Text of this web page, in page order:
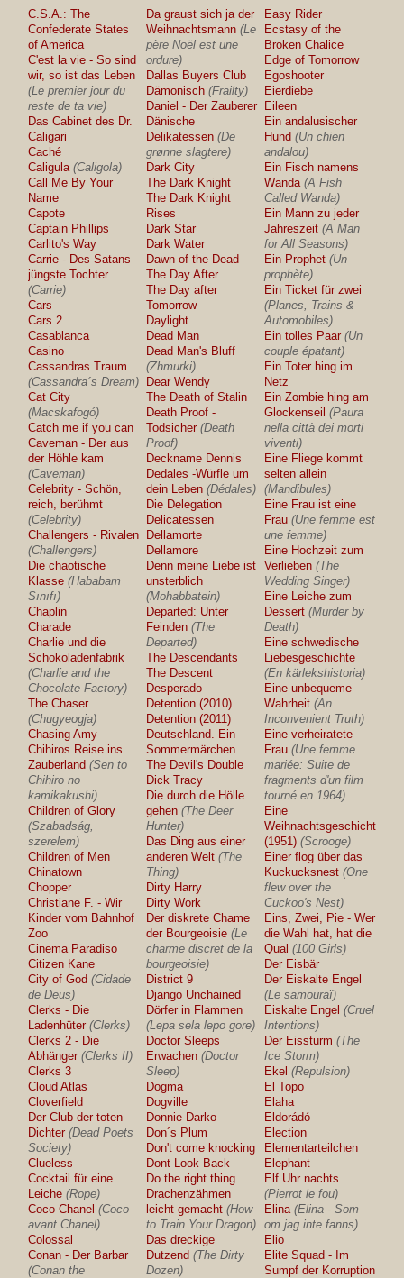
C.S.A.: The
Confederate States
of America
C'est la vie - So sind
wir, so ist das Leben
(Le premier jour du
reste de ta vie)
Das Cabinet des Dr.
Caligari
Caché
Caligula (Caligola)
Call Me By Your
Name
Capote
Captain Phillips
Carlito's Way
Carrie - Des Satans
jüngste Tochter
(Carrie)
Cars
Cars 2
Casablanca
Casino
Cassandras Traum
(Cassandra´s Dream)
Cat City
(Macskafogó)
Catch me if you can
Caveman - Der aus
der Höhle kam
(Caveman)
Celebrity - Schön,
reich, berühmt
(Celebrity)
Challengers - Rivalen
(Challengers)
Die chaotische
Klasse (Hababam
Sınıfı)
Chaplin
Charade
Charlie und die
Schokoladenfabrik
(Charlie and the
Chocolate Factory)
The Chaser
(Chugyeogja)
Chasing Amy
Chihiros Reise ins
Zauberland (Sen to
Chihiro no
kamikakushi)
Children of Glory
(Szabadság,
szerelem)
Children of Men
Chinatown
Chopper
Christiane F. - Wir
Kinder vom Bahnhof
Zoo
Cinema Paradiso
Citizen Kane
City of God (Cidade
de Deus)
Clerks - Die
Ladenhüter (Clerks)
Clerks 2 - Die
Abhänger (Clerks II)
Clerks 3
Cloud Atlas
Cloverfield
Der Club der toten
Dichter (Dead Poets
Society)
Clueless
Cocktail für eine
Leiche (Rope)
Coco Chanel (Coco
avant Chanel)
Colossal
Conan - Der Barbar
(Conan the
Da graust sich ja der
Weihnachtsmann (Le
père Noël est une
ordure)
Dallas Buyers Club
Dämonisch (Frailty)
Daniel - Der Zauberer
Dänische
Delikatessen (De
grønne slagtere)
Dark City
The Dark Knight
The Dark Knight
Rises
Dark Star
Dark Water
Dawn of the Dead
The Day After
The Day after
Tomorrow
Daylight
Dead Man
Dead Man's Bluff
(Zhmurki)
Dear Wendy
The Death of Stalin
Death Proof -
Todsicher (Death
Proof)
Deckname Dennis
Dedales -Würfle um
dein Leben (Dédales)
Die Delegation
Delicatessen
Dellamorte
Dellamore
Denn meine Liebe ist
unsterblich
(Mohabbatein)
Departed: Unter
Feinden (The
Departed)
The Descendants
The Descent
Desperado
Detention (2010)
Detention (2011)
Deutschland. Ein
Sommermärchen
The Devil's Double
Dick Tracy
Die durch die Hölle
gehen (The Deer
Hunter)
Das Ding aus einer
anderen Welt (The
Thing)
Dirty Harry
Dirty Work
Der diskrete Chame
der Bourgeoisie (Le
charme discret de la
bourgeoisie)
District 9
Django Unchained
Dörfer in Flammen
(Lepa sela lepo gore)
Doctor Sleeps
Erwachen (Doctor
Sleep)
Dogma
Dogville
Donnie Darko
Don´s Plum
Don't come knocking
Dont Look Back
Do the right thing
Drachenzähmen
leicht gemacht (How
to Train Your Dragon)
Das dreckige
Dutzend (The Dirty
Dozen)
Easy Rider
Ecstasy of the
Broken Chalice
Edge of Tomorrow
Egoshooter
Eierdiebe
Eileen
Ein andalusischer
Hund (Un chien
andalou)
Ein Fisch namens
Wanda (A Fish
Called Wanda)
Ein Mann zu jeder
Jahreszeit (A Man
for All Seasons)
Ein Prophet (Un
prophète)
Ein Ticket für zwei
(Planes, Trains &
Automobiles)
Ein tolles Paar (Un
couple épatant)
Ein Toter hing im
Netz
Ein Zombie hing am
Glockenseil (Paura
nella città dei morti
viventi)
Eine Fliege kommt
selten allein
(Mandibules)
Eine Frau ist eine
Frau (Une femme est
une femme)
Eine Hochzeit zum
Verlieben (The
Wedding Singer)
Eine Leiche zum
Dessert (Murder by
Death)
Eine schwedische
Liebesgeschichte
(En kärlekshistoria)
Eine unbequeme
Wahrheit (An
Inconvenient Truth)
Eine verheiratete
Frau (Une femme
mariée: Suite de
fragments d'un film
tourné en 1964)
Eine
Weihnachtsgeschichte
(1951) (Scrooge)
Einer flog über das
Kuckucksnest (One
flew over the
Cuckoo's Nest)
Eins, Zwei, Pie - Wer
die Wahl hat, hat die
Qual (100 Girls)
Der Eisbär
Der Eiskalte Engel
(Le samouraï)
Eiskalte Engel (Cruel
Intentions)
Der Eissturm (The
Ice Storm)
Ekel (Repulsion)
El Topo
Elaha
Eldorádó
Election
Elementarteilchen
Elephant
Elf Uhr nachts
(Pierrot le fou)
Elina (Elina - Som
om jag inte fanns)
Elio
Elite Squad - Im
Sumpf der Korruption